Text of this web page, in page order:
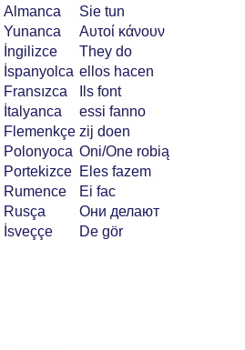
Almanca
Sie tun
Yunanca
Αυτοί κάνουν
İngilizce
They do
İspanyolca ellos hacen
Fransızca
Ils font
İtalyanca
essi fanno
Flemenkçe zij doen
Polonyoca Oni/One robią
Portekizce Eles fazem
Rumence
Ei fac
Rusça
Они делают
İsveççe
De gör